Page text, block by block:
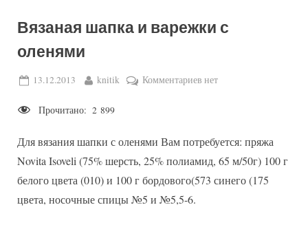
о
е
вязаные
модели
описанием
Вязаная шапка и варежки с
оленями
Posted
13.12.2013 By
knitik Комментариевк
и
варежки
с
нет
Прочитано: 2 899
Для вязания шапки с оленями Вам потребуется: пряжа
Novita Isoveli (75% шерсть, 25% полиамид, 65 м/50г) 100 г
белого цвета (010) и 100 г бордового(573 синего (175
цвета, носочные спицы №5 и №5,5-6.